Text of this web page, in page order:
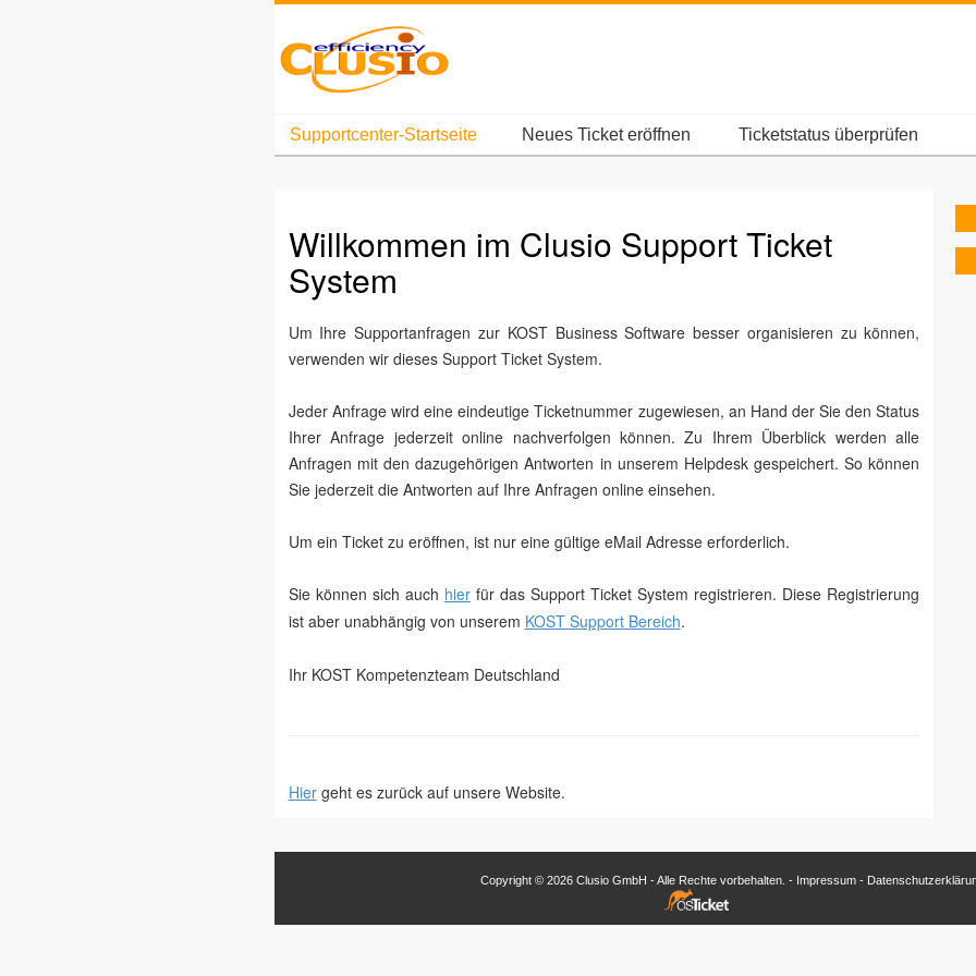
Supportcenter-Startseite Neues Ticket eröffnen Ticketstatus überprüfen
Willkommen im Clusio Support Ticket
System
Um Ihre Supportanfragen zur KOST Business Software besser organisieren zu können,
verwenden wir dieses Support Ticket System.
Jeder Anfrage wird eine eindeutige Ticketnummer zugewiesen, an Hand der Sie den Status
Ihrer Anfrage jederzeit online nachverfolgen können. Zu Ihrem Überblick werden alle
Anfragen mit den dazugehörigen Antworten in unserem Helpdesk gespeichert. So können
Sie jederzeit die Antworten auf Ihre Anfragen online einsehen.
Um ein Ticket zu eröffnen, ist nur eine gültige eMail Adresse erforderlich.
Sie können sich auch hierfür das Support Ticket System registrieren. Diese Registrierung
ist aber unabhängig von unserem KOST Support Bereich.
Ihr KOST Kompetenzteam Deutschland
Hiergeht es zurück auf unsere Website.
Copyright © 2026 Clusio GmbH - Alle Rechte vorbehalten. - Impressum-